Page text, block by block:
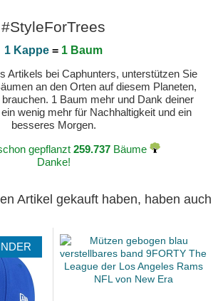
#StyleForTrees
1 Kappe = 1 Baum
Artikels bei Caphunters, unterstützen Sie
an den Orten auf diesem Planeten,
1 Baum mehr und Dank deiner
wenig mehr für Nachhaltigkeit und ein
besseres Morgen.
gepflanzt 259.737Bäume
Danke!
Artikel gekauft haben, haben auch